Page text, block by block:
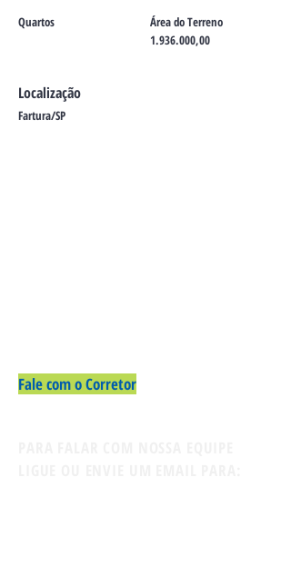
Quartos
Área do Terreno
1.936.000,00
Localização
Fartura/SP
Fale com o Corretor